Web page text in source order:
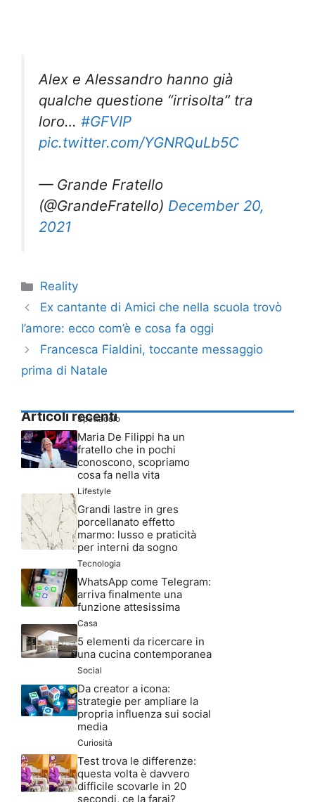
Alex e Alessandro hanno già
qualche questione “irrisolta” tra
loro… #GFVIP
pic.twitter.com/YGNRQuLb5C
— Grande Fratello
(@GrandeFratello) December 20,
2021
Categorie
Reality
Ex cantante di Amici che nella scuola trovò
l’amore: ecco com’è e cosa fa oggi
Francesca Fialdini, toccante messaggio
prima di Natale
Articoli recenti
Spettacolo
Maria De Filippi ha un
fratello che in pochi
conoscono, scopriamo
cosa fa nella vita
Lifestyle
Grandi lastre in gres
porcellanato effetto
marmo: lusso e praticità
per interni da sogno
Tecnologia
WhatsApp come Telegram:
arriva finalmente una
funzione attesissima
Casa
5 elementi da ricercare in
una cucina contemporanea
Social
Da creator a icona:
strategie per ampliare la
propria influenza sui social
media
Curiosità
Test trova le differenze:
questa volta è davvero
difficile scovarle in 20
secondi, ce la farai?